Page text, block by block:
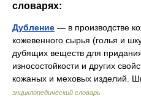
словарях:
Дубление — в производстве
кожевенного сырья (голья и
дубящих веществ для
износостойкости и других
кожаных и меховых изделий.
энциклопедический словарь